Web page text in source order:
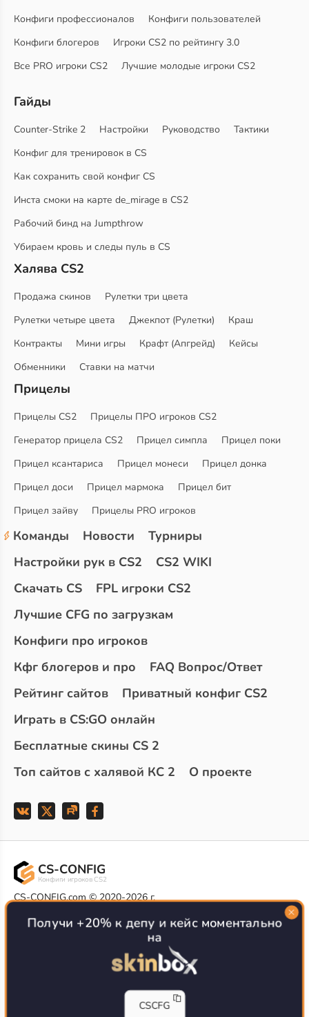
Конфиги профессионалов
Конфиги пользователей
Конфиги блогеров
Игроки CS2 по рейтингу 3.0
Все PRO игроки CS2
Лучшие молодые игроки CS2
Гайды
Counter-Strike 2 Настройки Руководство
Тактики
Конфиг для тренировок в CS
Как сохранить свой конфиг CS
Инста смоки на карте de_mirage в CS2
Рабочий бинд на Jumpthrow
Убираем кровь и следы пуль в CS
Халява CS2
Продажа скинов
Рулетки три цвета
Рулетки четыре цвета
Джекпот (Рулетки)
Краш
Контракты
Мини игры Крафт (Апгрейд)
Кейсы
Обменники
Ставки на матчи
Прицелы
Прицелы CS2
Прицелы ПРО игроков CS2
Генератор прицела CS2
Прицел симпла
Прицел поки
Прицел ксантариса
Прицел монеси
Прицел донка
Прицел доси
Прицел мармока
Прицел бит
Прицел зайву
Прицелы PRO игроков
Команды Новости
Турниры
Настройки рук в CS2
CS2 WIKI
Скачать CS
FPL игроки CS2
Лучшие CFG по загрузкам
Конфиги про игроков
Кфг блогеров и про
FAQ Вопрос/Ответ
Рейтинг сайтов
Приватный конфиг CS2
Играть в CS:GO онлайн
Бесплатные скины CS 2
Топ сайтов с халявой КС 2
О проекте
CS-CONFIG
Конфиги игроков CS2
CS-CONFIG.com © 2020-2026 г.
РЕКЛАМА НА САЙТЕ
Все доступные варианты размещения
Согласие на обработку данных
О CS-CONFIG.COM
CFG pro CS 2 - именно это мы и размещаем на нашем
проекте, иными словами мы предоставляем пользователям
Получи +20% к депу и кейс моментально
на
CSCFG